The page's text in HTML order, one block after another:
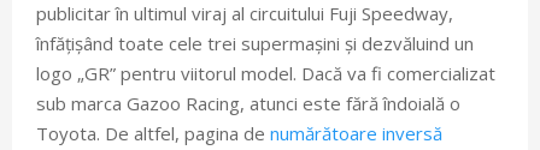
publicitar în ultimul viraj al circuitului Fuji Speedway,
înfățișând toate cele trei supermașini și dezvăluind un
logo „GR” pentru viitorul model. Dacă va fi comercializat
sub marca Gazoo Racing, atunci este fără îndoială o
Toyota. De altfel, pagina de numărătoare inversă